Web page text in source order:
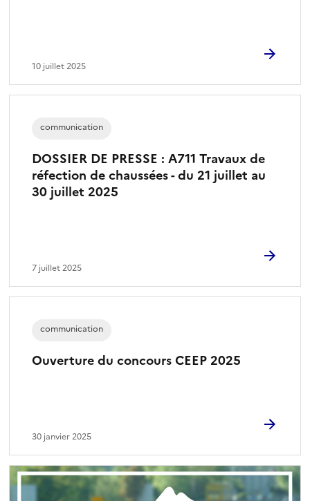
10 juillet 2025
DOSSIER DE PRESSE : A711 Travaux de
réfection de chaussées - du 21 juillet au
30 juillet 2025
communication
7 juillet 2025
Ouverture du concours CEEP 2025
communication
30 janvier 2025